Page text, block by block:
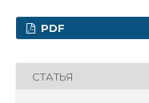
PDF
СТАТЬЯ